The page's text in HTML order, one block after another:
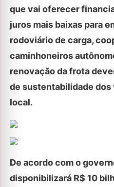
que vai oferecer
juros mais baixas para
rodoviário de carga,
caminhoneiros
renovação da frota
de sustentabilidade
local.
De acordo com o
disponibilizará R$ 10